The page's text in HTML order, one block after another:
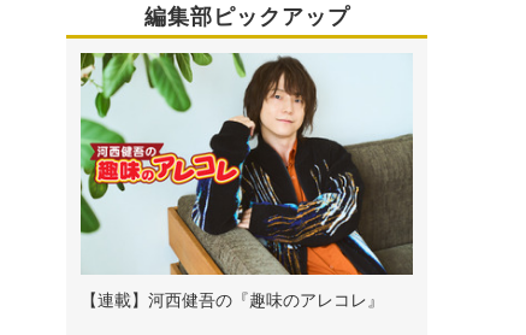
編集部ピックアップ
【連載】河西健吾の『趣味のアレコレ』